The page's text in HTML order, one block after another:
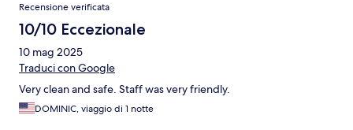
Recensione verificata
10/10 Eccezionale
10 mag 2025
Traduci con Google
Very clean and safe. Staff was very friendly.
DOMINIC, viaggio di 1 notte